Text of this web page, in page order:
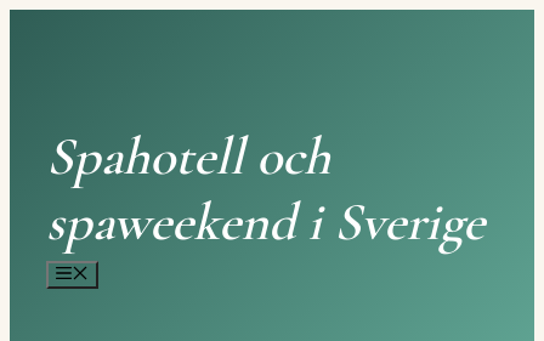
Spahotell och
spaweekend i Sverige
Meny